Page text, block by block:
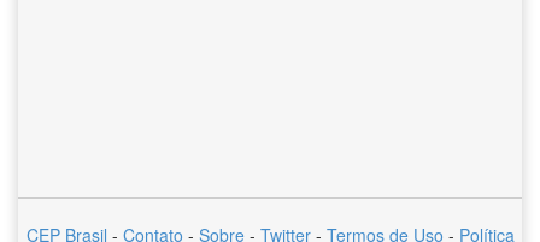
CEP Brasil - Contato - Sobre - Twitter - Termos de Uso - Política